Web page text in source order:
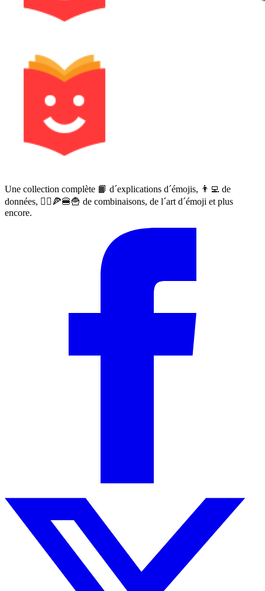
Une collection complète 📙 d´explications d´émojis, 👨‍💻 de
données, 🙅‍♀️🍕🍔🍟 de combinaisons, de l´art d´émoji et plus
encore.